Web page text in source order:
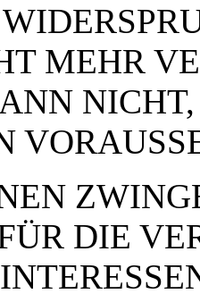
MEHR
DIE